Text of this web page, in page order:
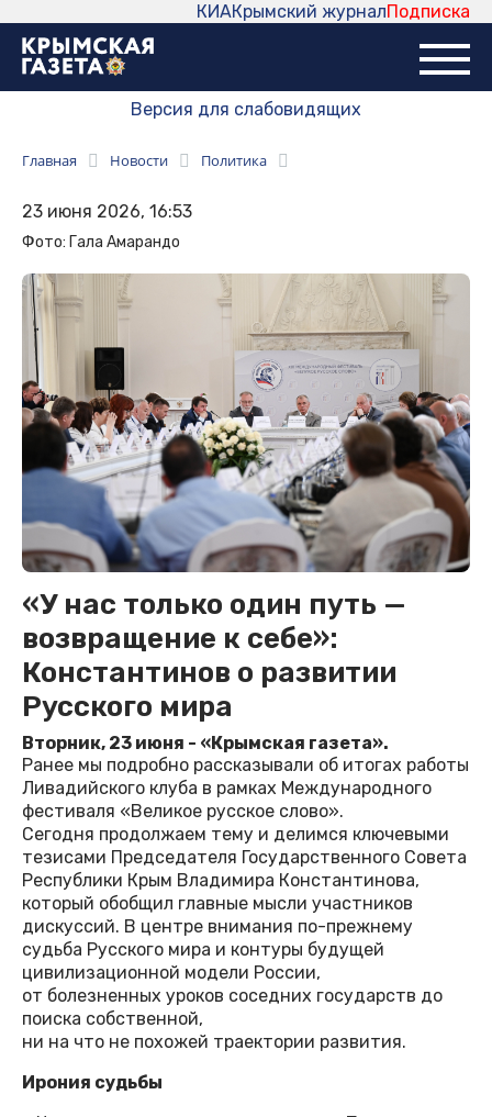
Подписка
Крымский журнал
КИА
Версия для слабовидящих
Главная Новости Политика
23 июня 2026, 16:53
Фото: Гала Амарандо
«У нас только один путь —
возвращение к себе»:
Константинов о развитии
Русского мира
Вторник, 23 июня - «Крымская газета».
Ранее мы подробно рассказывали об итогах работы
Ливадийского клуба в рамках Международного
фестиваля «Великое русское слово».
Сегодня продолжаем тему и делимся ключевыми
тезисами Председателя Государственного Совета
Республики Крым Владимира Константинова,
который обобщил главные мысли участников
дискуссий. В центре внимания по-прежнему
судьба Русского мира и контуры будущей
цивилизационной модели России,
от болезненных уроков соседних государств до
поиска собственной,
ни на что не похожей траектории развития.
Ирония судьбы